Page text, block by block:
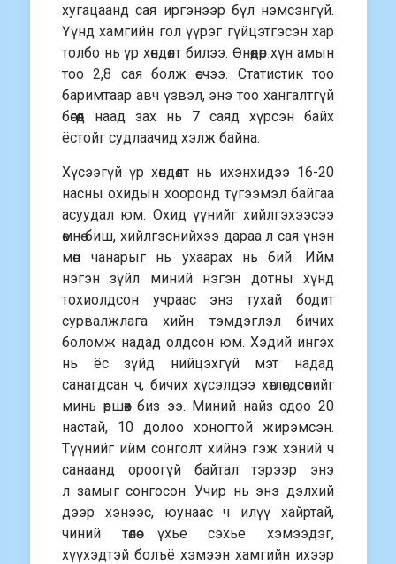
хугацаанд сая иргэнээр бүл нэмсэнгүй.
Үүнд хамгийн гол үүрэг гүйцэтгэсэн хар
толбо нь үр хөндөлт билээ. Өнөөдөр хүн амын
тоо 2,8 сая болж өсчээ. Статистик тоо
баримтаар авч үзвэл, энэ тоо хангалтгүй
бөгөөд наад зах нь 7 саяд хүрсэн байх
ёстойг судлаачид хэлж байна.
Хүсээгүй үр хөндөлт нь ихэнхидээ 16-20
насны охидын хооронд түгээмэл байгаа
асуудал юм. Охид үүнийг хийлгэхээсээ
өмнө биш, хийлгэснийхээ дараа л сая үнэн
мөн чанарыг нь ухаарах нь бий. Ийм
нэгэн зүйл миний нэгэн дотны хүнд
тохиолдсон учраас энэ тухай бодит
сурвалжлага хийн тэмдэглэл бичих
боломж надад олдсон юм. Хэдий ингэх
нь ёс зүйд нийцэхгүй мэт надад
санагдсан ч, бичих хүсэлдээ хөтлөгдсөнийг
минь өршөөх биз ээ. Миний найз одоо 20
настай, 10 долоо хоногтой жирэмсэн.
Түүнийг ийм сонголт хийнэ гэж хэний ч
санаанд ороогүй байтал тэрээр энэ
л замыг сонгосон. Учир нь энэ дэлхий
дээр хэнээс, юунаас ч илүү хайртай,
чиний төлөө үхье сэхье хэмээдэг,
хүүхэдтэй болъё хэмээн хамгийн ихээр